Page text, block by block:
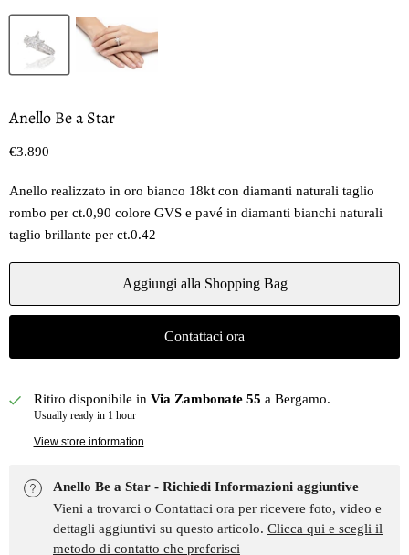
Anello Be a Star
Prezzo oggi
€3.890
Anello realizzato in oro bianco 18kt con diamanti naturali taglio
rombo per ct.0,90 colore GVS e pavé in diamanti bianchi naturali
taglio brillante per ct.0.42
Aggiungi alla Shopping Bag
Contattaci ora
Ritiro disponibile in Via Zambonate 55 a Bergamo.
Usually ready in 1 hour
View store information
Anello Be a Star - Richiedi Informazioni aggiuntive
Vieni a trovarci o Contattaci ora per ricevere foto, video e
dettagli aggiuntivi su questo articolo. Clicca qui e scegli il
metodo di contatto che preferisci